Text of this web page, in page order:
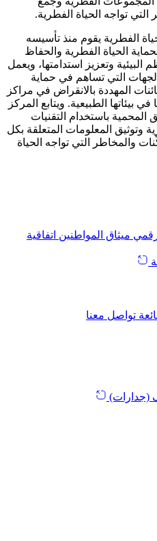
التي تواجه الحياة الفطرية.
الفطرية يقوم منذ تأسيسه
الحياة الفطرية والحفاظ
البيئية وتعزيز استدامتها، ويعمل
التي تساهم في حماية
المهددة بالانقراض في مراكز
بيئاتها الطبيعية. ويتابع المركز
المحمية باستخدام التقنيات
وتوثيق المعلومات المتعلقة بكل
والمخاطر التي تواجه الحياة
ميثاق المواطنين اتفاقية
تواصل معنا
(جدارات)